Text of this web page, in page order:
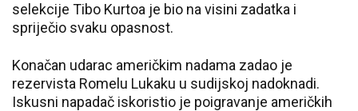
selekcije Tibo Kurtoa je bio na visini zadatka i
spriječio svaku opasnost.
Konačan udarac američkim nadama zadao je
rezervista Romelu Lukaku u sudijskoj nadoknadi.
Iskusni napadač iskoristio je poigravanje američkih